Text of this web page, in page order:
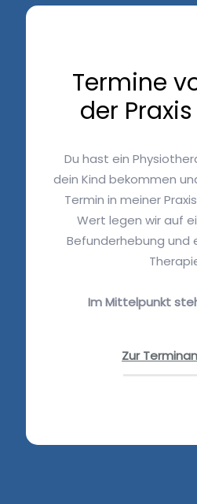
Termine
der
Du hast ein
dein Kind bekommen
Termin in meiner
Wert legen wir auf
Befunderhebung und
Im Mittelpunkt
Zur